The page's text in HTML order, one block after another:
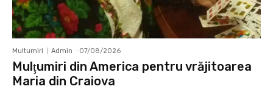
Multumiri Admin - 07/08/2026
Mulţumiri din America pentru vrăjitoarea
Maria din Craiova